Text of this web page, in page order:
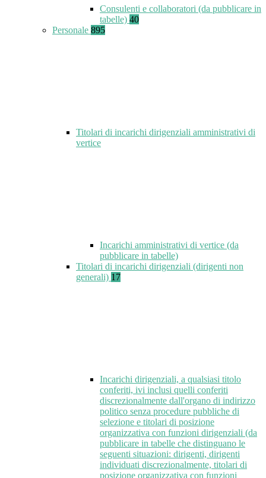
Consulenti e collaboratori (da pubblicare in
tabelle) 40
Personale 895
Titolari di incarichi dirigenziali amministrativi di
vertice
Incarichi amministrativi di vertice (da
pubblicare in tabelle)
Titolari di incarichi dirigenziali (dirigenti non
generali) 17
Incarichi dirigenziali, a qualsiasi titolo
conferiti, ivi inclusi quelli conferiti
discrezionalmente dall'organo di indirizzo
politico senza procedure pubbliche di
selezione e titolari di posizione
organizzativa con funzioni dirigenziali (da
pubblicare in tabelle che distinguano le
seguenti situazioni: dirigenti, dirigenti
individuati discrezionalmente, titolari di
posizione organizzativa con funzioni